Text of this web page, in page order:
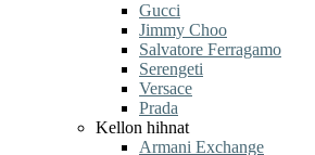
Gucci
Jimmy Choo
Salvatore Ferragamo
Serengeti
Versace
Prada
Kellon hihnat
Armani Exchange